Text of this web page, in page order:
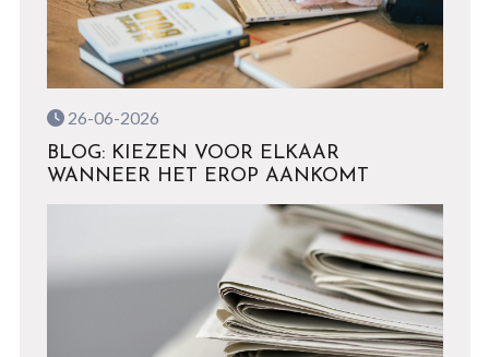
26-06-2026
BLOG: KIEZEN VOOR ELKAAR
WANNEER HET EROP AANKOMT